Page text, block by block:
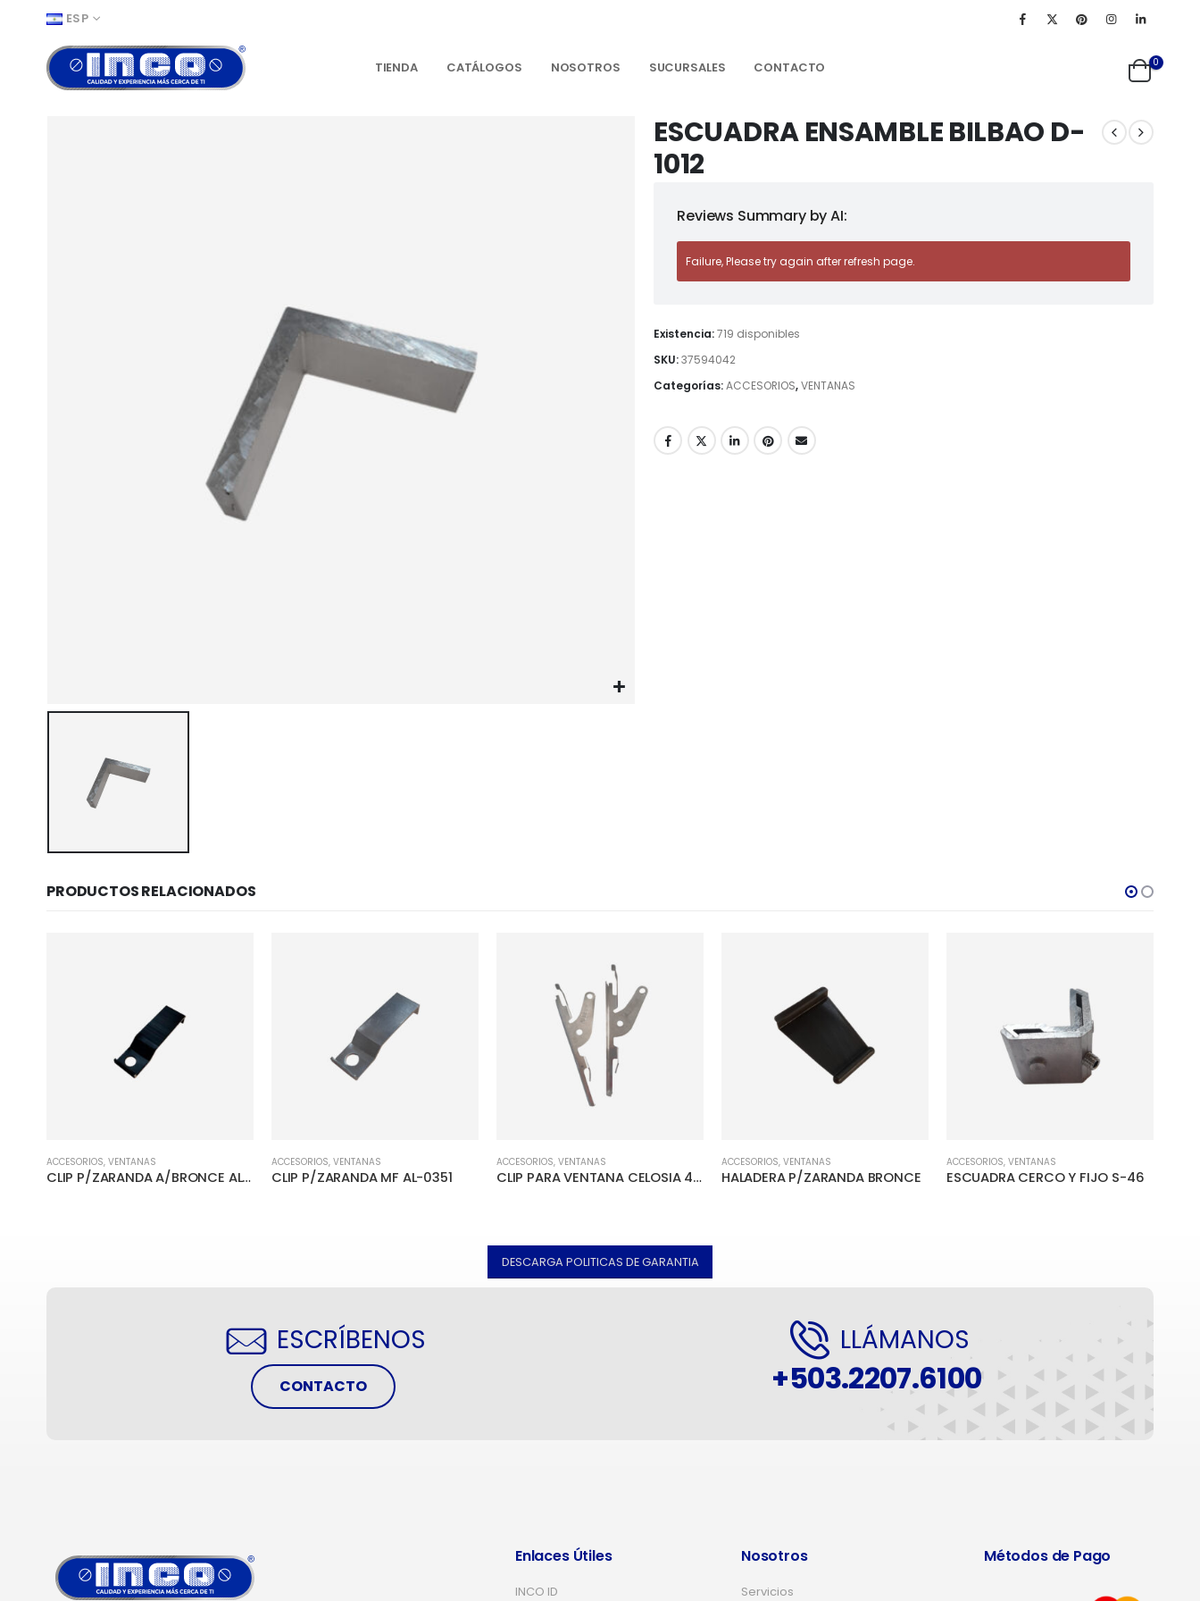
ESP
TIENDA CATÁLOGOS NOSOTROS SUCURSALES CONTACTO 0
ESCUADRA ENSAMBLE BILBAO D-
1012
Reviews Summary by AI:
Failure, Please try again after refresh page.
Existencia:719 disponibles
SKU:37594042
Categorías:ACCESORIOS,VENTANAS
PRODUCTOS RELACIONADOS
ACCESORIOS, VENTANAS
CLIP P/ZARANDA A/BRONCE AL-0351
ACCESORIOS, VENTANAS
CLIP P/ZARANDA MF AL-0351
ACCESORIOS, VENTANAS
CLIP PARA VENTANA CELOSIA 4″ MF
ACCESORIOS, VENTANAS
HALADERA P/ZARANDA BRONCE
ACCESORIOS, VENTANAS
ESCUADRA CERCO Y FIJO S-46
DESCARGA POLITICAS DE GARANTIA
ESCRÍBENOS
CONTACTO
LLÁMANOS
+503.2207.6100
Enlaces Útiles
INCO ID
Nosotros
Servicios
Métodos de Pago